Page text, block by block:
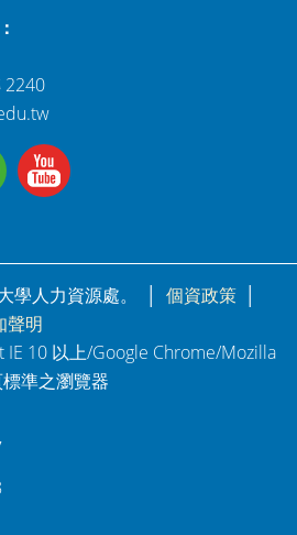
2240
學人力資源處。 │ 個資政策
聲明
10 以上/Google Chrome/Mozilla
準之瀏覽器